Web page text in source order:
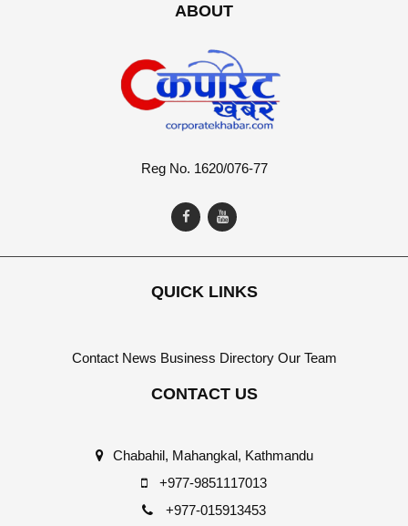
ABOUT
Reg No. 1620/076-77
QUICK LINKS
Contact News Business Directory Our Team
CONTACT US
Chabahil, Mahangkal, Kathmandu
+977-9851117013
+977-015913453